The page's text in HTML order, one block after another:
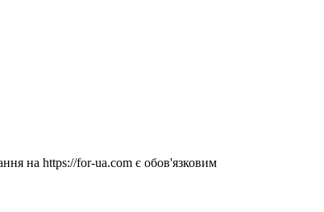
на https://for-ua.com є обов'язковим